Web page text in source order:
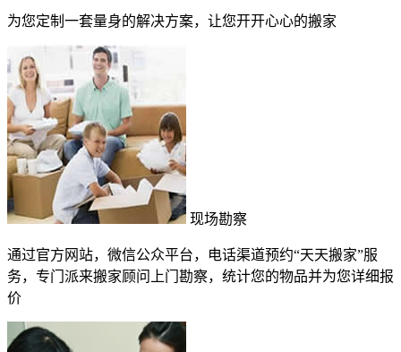
为您定制一套量身的解决方案，让您开开心心的搬家
现场勘察
通过官方网站，微信公众平台，电话渠道预约“天天搬家”服
务，专门派来搬家顾问上门勘察，统计您的物品并为您详细报
价